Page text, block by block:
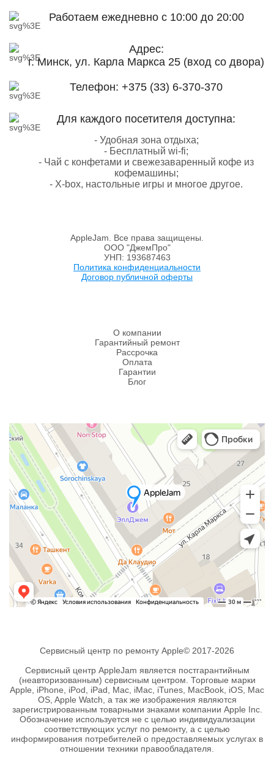
Работаем ежедневно с 10:00 до 20:00
Адрес:
г. Минск, ул. Карла Маркса 25 (вход со двора)
Телефон: +375 (33) 6-370-370
Для каждого посетителя доступна:
- Удобная зона отдыха;
- Бесплатный wi-fi;
- Чай с конфетами и свежезаваренный кофе из
кофемашины;
- X-box, настольные игры и многое другое.
AppleJam. Все права защищены.
ООО "ДжемПро"
УНП: 193687463
Политика конфиденциальности
Договор публичной оферты
О компании
Гарантийный ремонт
Рассрочка
Оплата
Гарантии
Блог
Сервисный центр по ремонту Apple© 2017-2026
Сервисный центр AppleJam является постгарантийным
(неавторизованным) сервисным центром. Торговые марки
Apple, iPhone, iPod, iPad, Mac, iMac, iTunes, MacBook, iOS, Mac
OS, Apple Watch, а так же изображения являются
зарегистрированным товарными знаками компании Apple Inc.
Обозначение используется не с целью индивидуализации
соответствующих услуг по ремонту, а с целью
информирования потребителей о предоставляемых услугах в
отношении техники правообладателя.